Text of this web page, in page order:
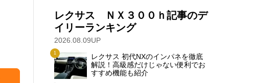
レクサス ＮＸ３００ｈ記事のデ
イリーランキング
2026.08.09UP
レクサス 初代NXのインパネを徹底
解説！高級感だけじゃない便利でお
すすめ機能も紹介